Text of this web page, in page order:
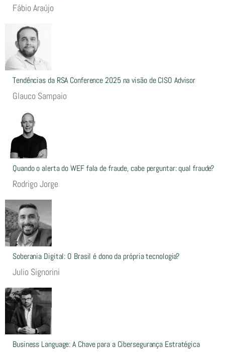
Fábio Araújo
Tendências da RSA Conference 2025 na visão de CISO Advisor
Glauco Sampaio
Quando o alerta do WEF fala de fraude, cabe perguntar: qual fraude?
Rodrigo Jorge
Soberania Digital: O Brasil é dono da própria tecnologia?
Julio Signorini
Business Language: A Chave para a Cibersegurança Estratégica